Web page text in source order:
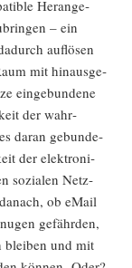
Her­an­ge­
– ein
auf­lö­sen
mit hin­aus­ge­
ein­ge­bun­de­ne
der wahr­
dar­an gebun­de­
der elek­tro­ni­
sozia­len Netz­
ob eMail
gefähr­den,
blei­ben und mit